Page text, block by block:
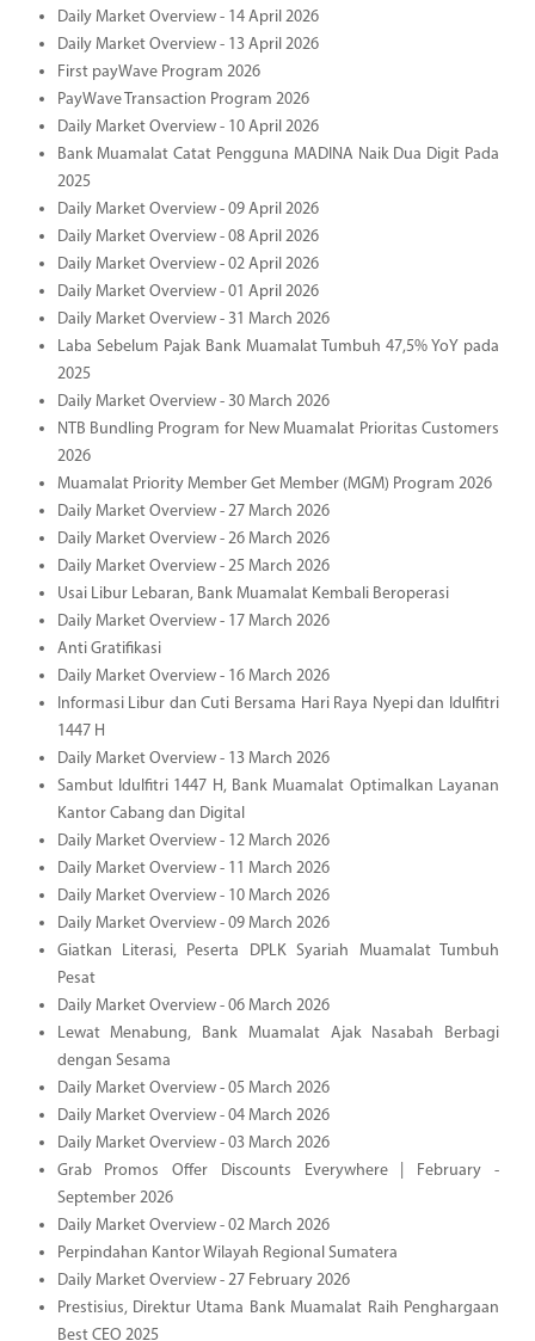
Daily Market Overview - 14 April 2026
Daily Market Overview - 13 April 2026
First payWave Program 2026
PayWave Transaction Program 2026
Daily Market Overview - 10 April 2026
Bank Muamalat Catat Pengguna MADINA Naik Dua Digit Pada
2025
Daily Market Overview - 09 April 2026
Daily Market Overview - 08 April 2026
Daily Market Overview - 02 April 2026
Daily Market Overview - 01 April 2026
Daily Market Overview - 31 March 2026
Laba Sebelum Pajak Bank Muamalat Tumbuh 47,5% YoY pada
2025
Daily Market Overview - 30 March 2026
NTB Bundling Program for New Muamalat Prioritas Customers
2026
Muamalat Priority Member Get Member (MGM) Program 2026
Daily Market Overview - 27 March 2026
Daily Market Overview - 26 March 2026
Daily Market Overview - 25 March 2026
Usai Libur Lebaran, Bank Muamalat Kembali Beroperasi
Daily Market Overview - 17 March 2026
Anti Gratifikasi
Daily Market Overview - 16 March 2026
Informasi Libur dan Cuti Bersama Hari Raya Nyepi dan Idulfitri
1447 H
Daily Market Overview - 13 March 2026
Sambut Idulfitri 1447 H, Bank Muamalat Optimalkan Layanan
Kantor Cabang dan Digital
Daily Market Overview - 12 March 2026
Daily Market Overview - 11 March 2026
Daily Market Overview - 10 March 2026
Daily Market Overview - 09 March 2026
Giatkan Literasi, Peserta DPLK Syariah Muamalat Tumbuh
Pesat
Daily Market Overview - 06 March 2026
Lewat Menabung, Bank Muamalat Ajak Nasabah Berbagi
dengan Sesama
Daily Market Overview - 05 March 2026
Daily Market Overview - 04 March 2026
Daily Market Overview - 03 March 2026
Grab Promos Offer Discounts Everywhere | February -
September 2026
Daily Market Overview - 02 March 2026
Perpindahan Kantor Wilayah Regional Sumatera
Daily Market Overview - 27 February 2026
Prestisius, Direktur Utama Bank Muamalat Raih Penghargaan
Best CEO 2025